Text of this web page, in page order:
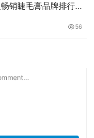
销睫毛膏品牌排行榜
56